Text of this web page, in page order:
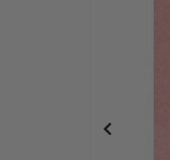
Plakat -